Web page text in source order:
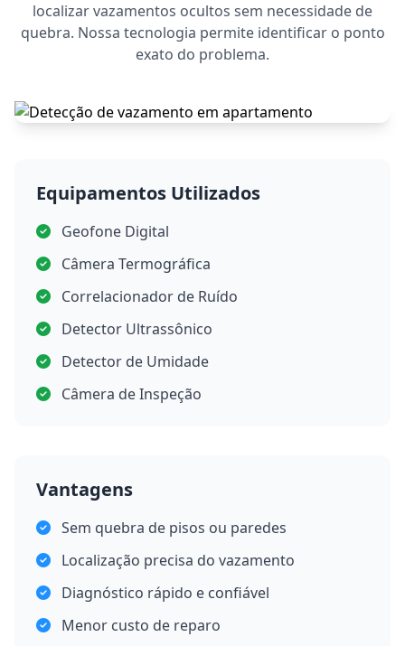
localizar vazamentos ocultos sem necessidade de
quebra. Nossa tecnologia permite identificar o ponto
exato do problema.
Equipamentos Utilizados
Geofone Digital
Câmera Termográfica
Correlacionador de Ruído
Detector Ultrassônico
Detector de Umidade
Câmera de Inspeção
Vantagens
Sem quebra de pisos ou paredes
Localização precisa do vazamento
Diagnóstico rápido e confiável
Menor custo de reparo